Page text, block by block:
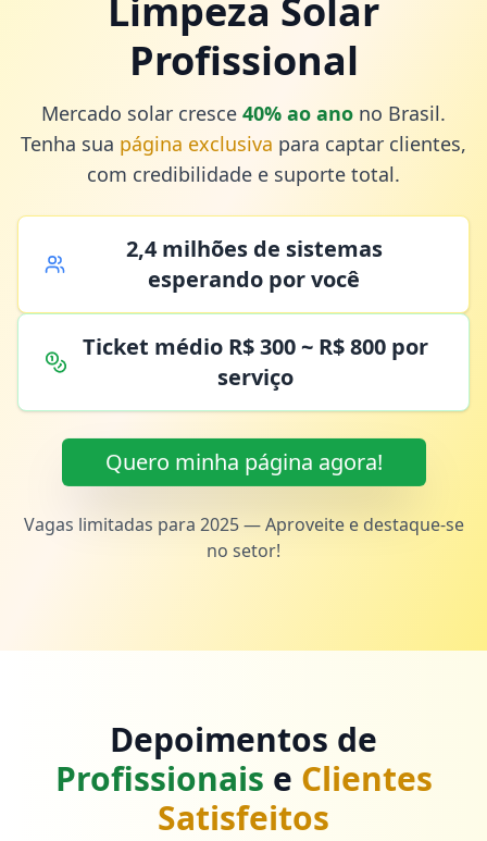
Limpeza Solar
Profissional
Mercado solar cresce 40% ao ano no Brasil.
Tenha sua página exclusiva para captar clientes,
com credibilidade e suporte total.
2,4 milhões de sistemas
esperando por você
Ticket médio R$ 300 ~ R$ 800 por
serviço
Quero minha página agora!
Vagas limitadas para 2025 — Aproveite e destaque-se
no setor!
Depoimentos de
Profissionais e Clientes
Satisfeitos